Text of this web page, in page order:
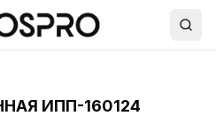
ИПП-160124